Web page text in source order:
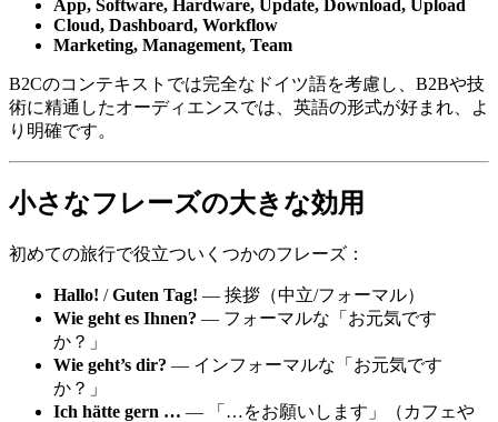
App, Software, Hardware, Update, Download, Upload
Cloud, Dashboard, Workflow
Marketing, Management, Team
B2Cのコンテキストでは完全なドイツ語を考慮し、B2Bや技
術に精通したオーディエンスでは、英語の形式が好まれ、よ
り明確です。
小さなフレーズの大きな効用
初めての旅行で役立ついくつかのフレーズ：
Hallo! /Guten Tag! — 挨拶（中立/フォーマル）
Wie geht es Ihnen? — フォーマルな「お元気です
か？」
Wie geht’s dir? — インフォーマルな「お元気です
か？」
Ich hätte gern … — 「…をお願いします」（カフェや